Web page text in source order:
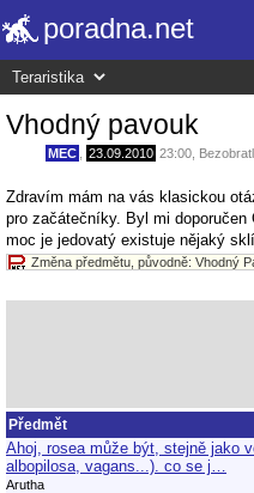
poradna.net
Vhodný pavouk
MEC 23.09.2010 23:00
Zdravím mám na vás klasickou
pro začátečníky. Byl mi
moc je jedovatý existuje nějaký
Změna předmětu, původně: Vhodný
Předmět
Ahoj, rosea může být, stejně jako
albopilosa, vagans...). co se j…
Arutha